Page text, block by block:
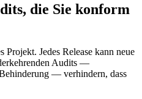
die Sie konform
Jedes Release kann neue
Audits —
— verhindern, dass